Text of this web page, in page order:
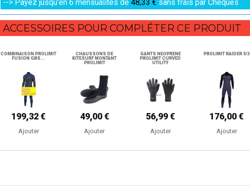
--> Payez jusqu'en 6 mensualités de 48,33 € sans frais par Chèques
ACCESSOIRES POUR COMPLÉTER CE PRODUIT
COMBINAISON PROLIMIT
FUSION GBS...
199,32 €
Ajouter
CHAUSSONS DE
KITESURF MONTANT
PROLIMIT
49,00 €
Ajouter
GANTS NEOPRENE
PROLIMIT CURVED
UTILITY
56,99 €
Ajouter
PROLIMIT RAIDER 5/3
176,00 €
Ajouter